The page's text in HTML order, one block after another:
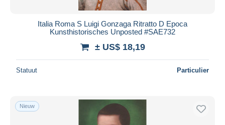
Italia Roma S Luigi Gonzaga Ritratto D Epoca
Kunsthistorisches Unposted #SAE732
± US$ 18,19
Statuut Particulier
Nieuw